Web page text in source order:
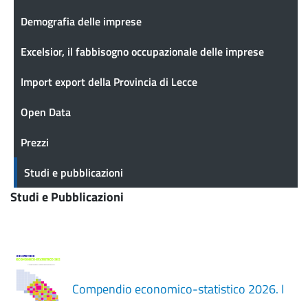
Studi e Pubblicazioni
Compendio economico-statistico 2026. I
Demografia delle imprese
Excelsior, il fabbisogno occupazionale delle imprese
Import export della Provincia di Lecce
Open Data
Prezzi
Studi e pubblicazioni